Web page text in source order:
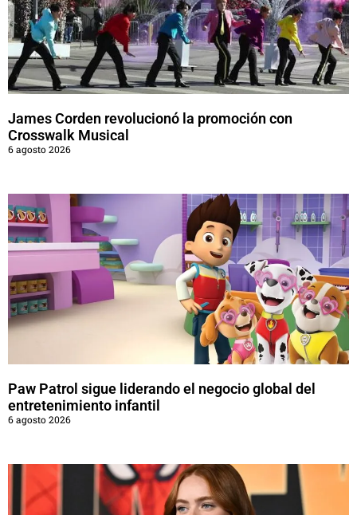
James Corden revolucionó la promoción con
Crosswalk Musical
6 agosto 2026
Paw Patrol sigue liderando el negocio global del
entretenimiento infantil
6 agosto 2026